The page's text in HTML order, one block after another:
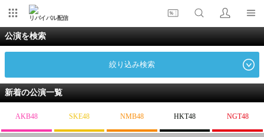
リバイバル配信
公演を検索
絞り込み検索
新着の公演一覧
AKB48 SKE48 NMB48 HKT48 NGT48